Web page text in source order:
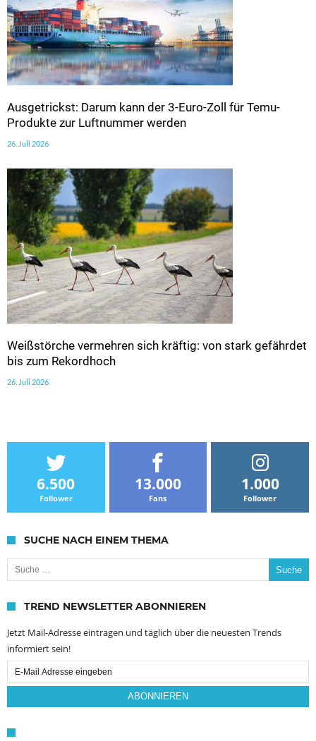
Ausgetrickst: Darum kann der 3-Euro-Zoll für Temu-
Produkte zur Luftnummer werden
26. Juli 2026
Weißstörche vermehren sich kräftig: von stark gefährdet
bis zum Rekordhoch
26. Juli 2026
6.500
Follower
13.000
Fans
1.000
Follower
SUCHE NACH EINEM THEMA
Suche nach:
TREND NEWSLETTER ABONNIEREN
Jetzt Mail-Adresse eintragen und täglich über die neuesten Trends
informiert sein!
Email
Subscription
ABONNIEREN